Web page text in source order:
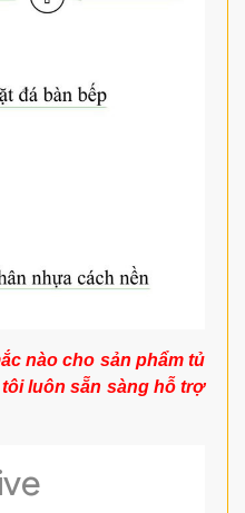
nào cho sản phẩm tủ
luôn sẵn sàng hỗ trợ